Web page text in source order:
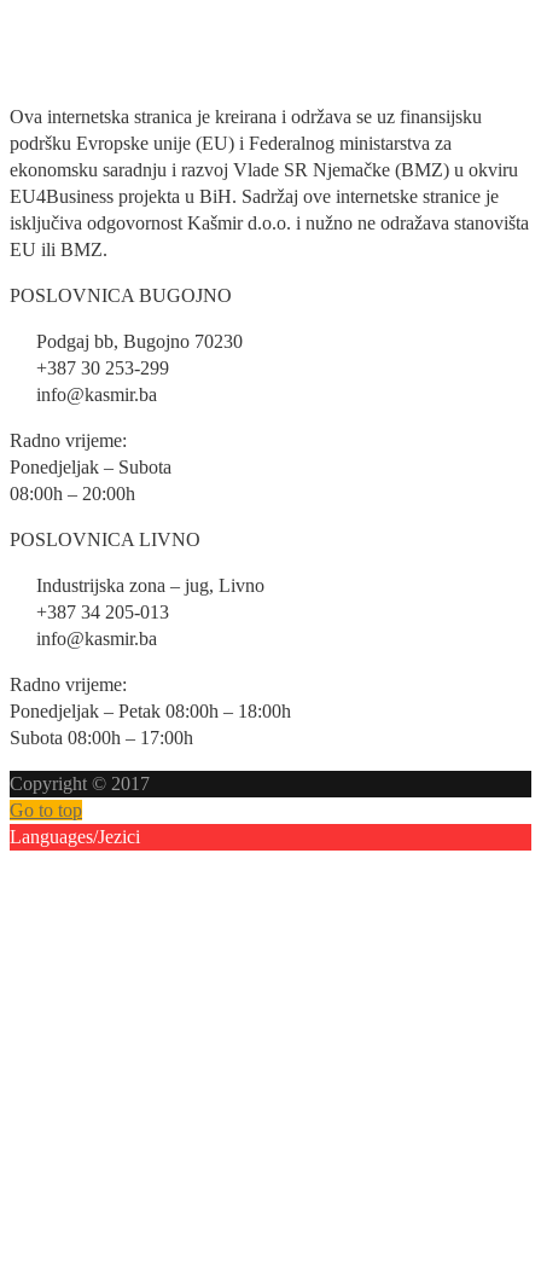
Ova internetska stranica je kreirana i održava se uz finansijsku
podršku Evropske unije (EU) i Federalnog ministarstva za
ekonomsku saradnju i razvoj Vlade SR Njemačke (BMZ) u okviru
EU4Business projekta u BiH. Sadržaj ove internetske stranice je
isključiva odgovornost Kašmir d.o.o. i nužno ne odražava stanovišta
EU ili BMZ.
POSLOVNICA BUGOJNO
Podgaj bb, Bugojno 70230
+387 30 253-299
info@kasmir.ba
Radno vrijeme:
Ponedjeljak – Subota
08:00h – 20:00h
POSLOVNICA LIVNO
Industrijska zona – jug, Livno
+387 34 205-013
info@kasmir.ba
Radno vrijeme:
Ponedjeljak – Petak 08:00h – 18:00h
Subota 08:00h – 17:00h
Copyright © 2017
Go to top
Languages/Jezici